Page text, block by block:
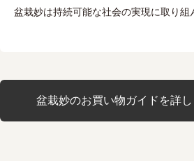
盆栽妙は持続可能な社会の実現に取り組
盆栽妙のお買い物ガイドを詳し